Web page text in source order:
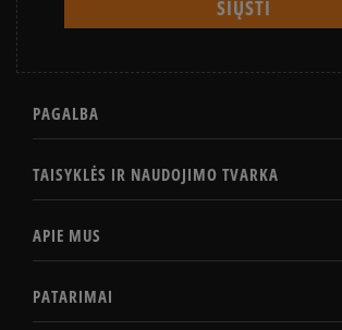
PAGALBA
TAISYKLĖS IR NAUDOJIMO TVARKA
APIE MUS
PATARIMAI